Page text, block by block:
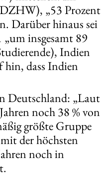
„53 Prozent
Darüber hinaus sei
insgesamt 89
Indien
dass Indien
Deutschland: „Laut
noch 38 % von
größte Gruppe
der höchsten
noch in